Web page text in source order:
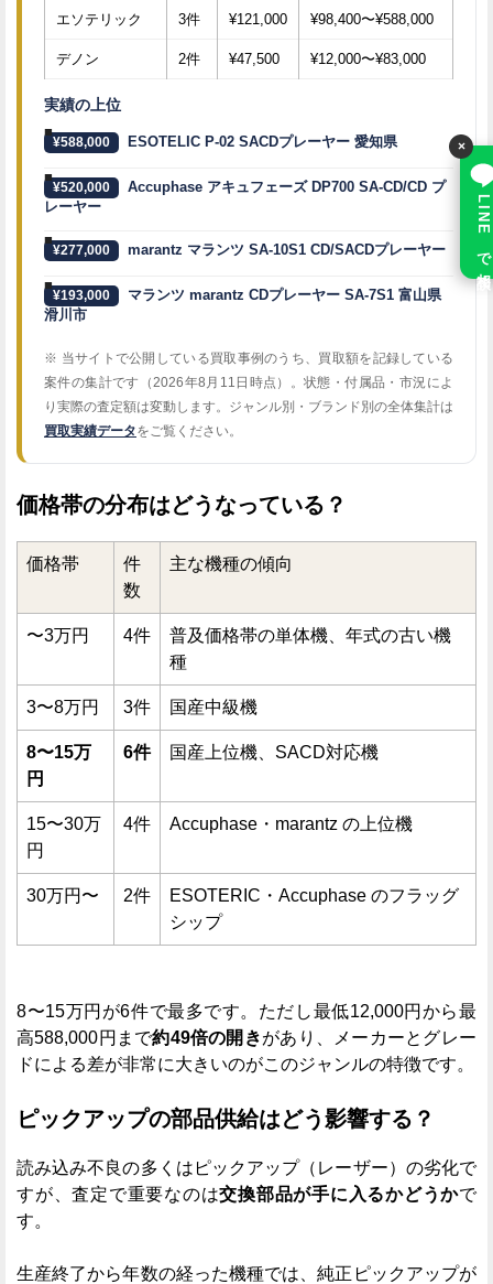
エソテリック 3件 ¥121,000 ¥98,400〜¥588,000
デノン 2件 ¥47,500 ¥12,000〜¥83,000
実績の上位
¥588,000 ESOTELIC P-02 SACDプレーヤー 愛知県
¥520,000
Accuphase アキュフェーズ DP700 SA-CD/CD プ
レーヤー
¥277,000 marantz マランツ SA-10S1 CD/SACDプレーヤー
¥193,000
マランツ marantz CDプレーヤー SA-7S1 富山県
滑川市
※ 当サイトで公開している買取事例のうち、買取額を記録している
案件の集計です（2026年8月11日時点）。状態・付属品・市況によ
り実際の査定額は変動します。ジャンル別・ブランド別の全体集計は
買取実績データをご覧ください。
価格帯の分布はどうなっている？
価格帯
件
数
主な機種の傾向
〜3万円 4件
普及価格帯の単体機、年式の古い機
種
3〜8万円 3件 国産中級機
8〜15万
円
6件 国産上位機、SACD対応機
15〜30万
円
4件 Accuphase・marantz の上位機
30万円〜 2件
ESOTERIC・Accuphase のフラッグ
シップ
8〜15万円が6件で最多です。ただし最低12,000円から最
高588,000円まで約49倍の開きがあり、メーカーとグレー
ドによる差が非常に大きいのがこのジャンルの特徴です。
ピックアップの部品供給はどう影響する？
読み込み不良の多くはピックアップ（レーザー）の劣化で
すが、査定で重要なのは交換部品が手に入るかどうかで
す。
生産終了から年数の経った機種では、純正ピックアップが
LINE で相談
×